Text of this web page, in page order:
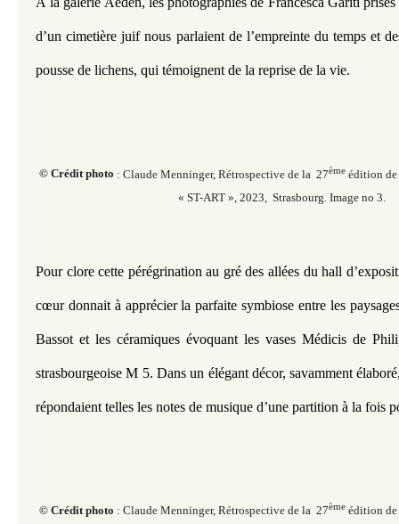
d’un cimetière juif nous parlaient de l’empreinte du temps et
pousse de lichens, qui témoignent de la reprise de la vie.
© Crédit photo : Claude Menninger, Rétrospective de la 27ème édition
« ST-ART », 2023, Strasbourg. Image no 3.
Pour clore cette pérégrination au gré des allées du hall
cœur donnait à apprécier la parfaite symbiose entre les
Bassot et les céramiques évoquant les vases Médicis de
strasbourgeoise M 5. Dans un élégant décor, savamment
répondaient telles les notes de musique d’une partition à la fois
© Crédit photo : Claude Menninger, Rétrospective de la 27ème édition